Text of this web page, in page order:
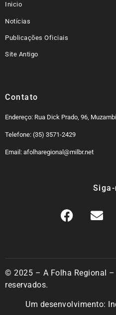
Inicio
Notícias
Publicações Oficiais
Site Antigo
Contato
Endereço: Rua Dick Prado, 96,
Telefone: (35) 3571-2429
Email: afolharegional@milbr.net
© 2025 – A Folha Regional
reservados.
Um desenvolvimento: